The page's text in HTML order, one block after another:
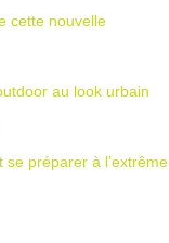
cette nouvelle
au look urbain
préparer à l’extrême